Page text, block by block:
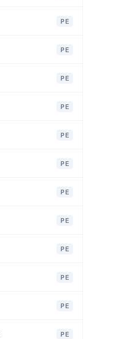
PE
PE
PE
PE
PE
PE
PE
PE
PE
PE
PE
PE